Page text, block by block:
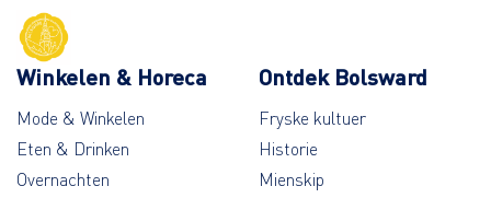
Winkelen & Horeca
Mode & Winkelen
Eten & Drinken
Overnachten
Ontdek Bolsward
Fryske kultuer
Historie
Mienskip